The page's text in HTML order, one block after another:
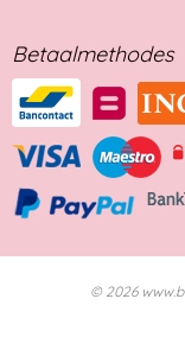
Betaalmethodes
© 2026